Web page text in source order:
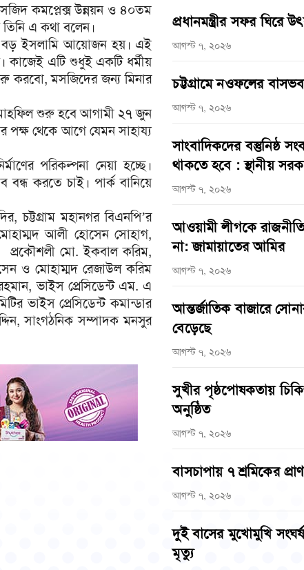
কমপ্লেক্স উন্নয়ন ও ৪০তম
এ কথা বলেন।
বড় ইসলামি আয়োজন হয়। এই
কাজেই এটি শুধুই একটি ধর্মীয়
করবো, মসজিদের জন্য মিনার
শুরু হবে আগামী ২৭ জুন
পক্ষ থেকে আগে যেমন সাহায্য
পরিকল্পনা নেয়া হচ্ছে।
করতে চাই। পার্ক বানিয়ে
চট্টগ্রাম মহানগর বিএনপি’র
আলী হোসেন সোহাগ,
প্রকৌশলী মো. ইকবাল করিম,
ও মোহাম্মদ রেজাউল করিম
ভাইস প্রেসিডেন্ট এম. এ
ভাইস প্রেসিডেন্ট কমান্ডার
সাংগঠনিক সম্পাদক মনসুর
প্রধানমন্ত্রীর সফর ঘিরে
আগস্ট ৭, ২০২৬
চট্টগ্রামে নওফলের
আগস্ট ৭, ২০২৬
সাংবাদিকদের বস্তুনিষ্ঠ
থাকতে হবে : স্থানীয়
আগস্ট ৭, ২০২৬
আওয়ামী লীগকে
না: জামায়াতের আমির
আগস্ট ৭, ২০২৬
আন্তর্জাতিক বাজারে
বেড়েছে
আগস্ট ৭, ২০২৬
সুখীর পৃষ্ঠপোষকতায়
অনুষ্ঠিত
আগস্ট ৭, ২০২৬
বাসচাপায় ৭ শ্রমিকের
আগস্ট ৭, ২০২৬
দুই বাসের মুখোমুখি
মৃত্যু